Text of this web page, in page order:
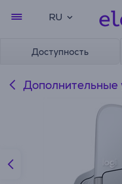
RU
Доступность
Дополнительные